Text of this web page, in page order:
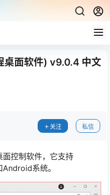
面软件) v9.0.4 中文
关注 私信
控制软件，它支持
系统。